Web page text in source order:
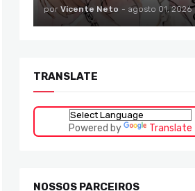
por Vicente Neto - agosto 01, 2026
TRANSLATE
Powered by Translate
NOSSOS PARCEIROS